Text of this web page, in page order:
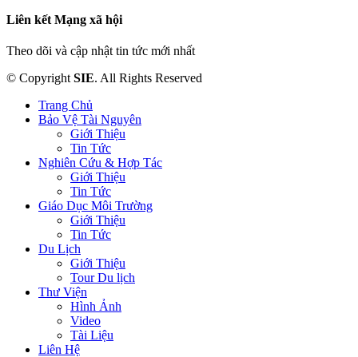
Liên kết Mạng xã hội
Theo dõi và cập nhật tin tức mới nhất
© Copyright SIE. All Rights Reserved
Trang Chủ
Bảo Vệ Tài Nguyên
Giới Thiệu
Tin Tức
Nghiên Cứu & Hợp Tác
Giới Thiệu
Tin Tức
Giáo Dục Môi Trường
Giới Thiệu
Tin Tức
Du Lịch
Giới Thiệu
Tour Du lịch
Thư Viện
Hình Ảnh
Video
Tài Liệu
Liên Hệ